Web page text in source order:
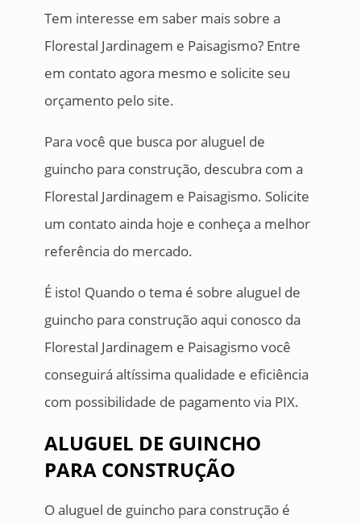
Tem interesse em saber mais sobre a
Florestal Jardinagem e Paisagismo? Entre
em contato agora mesmo e solicite seu
orçamento pelo site.
Para você que busca por aluguel de
guincho para construção, descubra com a
Florestal Jardinagem e Paisagismo. Solicite
um contato ainda hoje e conheça a melhor
referência do mercado.
É isto! Quando o tema é sobre aluguel de
guincho para construção aqui conosco da
Florestal Jardinagem e Paisagismo você
conseguirá altíssima qualidade e eficiência
com possibilidade de pagamento via PIX.
ALUGUEL DE GUINCHO
PARA CONSTRUÇÃO
O aluguel de guincho para construção é